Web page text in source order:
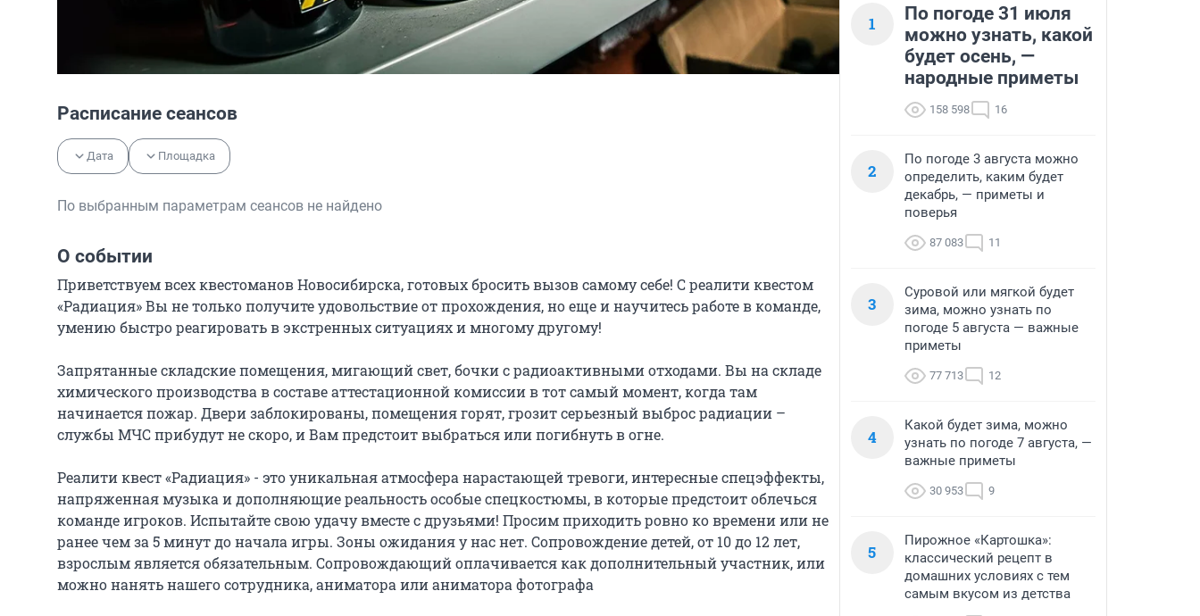
Расписание сеансов
Дата Площадка
По выбранным параметрам сеансов не найдено
О событии
Приветствуем всех квестоманов Новосибирска, готовых бросить вызов самому себе! С реалити квестом
«Радиация» Вы не только получите удовольствие от прохождения, но еще и научитесь работе в команде,
умению быстро реагировать в экстренных ситуациях и многому другому!
Запрятанные складские помещения, мигающий свет, бочки с радиоактивными отходами. Вы на складе
химического производства в составе аттестационной комиссии в тот самый момент, когда там
начинается пожар. Двери заблокированы, помещения горят, грозит серьезный выброс радиации –
службы МЧС прибудут не скоро, и Вам предстоит выбраться или погибнуть в огне.
Реалити квест «Радиация» - это уникальная атмосфера нарастающей тревоги, интересные спецэффекты,
напряженная музыка и дополняющие реальность особые спецкостюмы, в которые предстоит облечься
команде игроков. Испытайте свою удачу вместе с друзьями! Просим приходить ровно ко времени или не
ранее чем за 5 минут до начала игры. Зоны ожидания у нас нет. Сопровождение детей, от 10 до 12 лет,
взрослым является обязательным. Сопровождающий оплачивается как дополнительный участник, или
можно нанять нашего сотрудника, аниматора или аниматора фотографа
1
По погоде 31 июля
можно узнать, какой
будет осень, —
народные приметы
158 598 16
2
По погоде 3 августа можно
определить, каким будет
декабрь, — приметы и
поверья
87 083 11
3
Суровой или мягкой будет
зима, можно узнать по
погоде 5 августа — важные
приметы
77 713 12
4
Какой будет зима, можно
узнать по погоде 7 августа, —
важные приметы
30 953 9
5
Пирожное «Картошка»:
классический рецепт в
домашних условиях с тем
самым вкусом из детства